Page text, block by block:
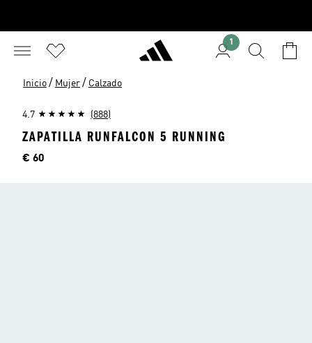
1
Inicio / Mujer / Calzado
4.7 (888)
ZAPATILLA RUNFALCON 5 RUNNING
Precio
€ 60